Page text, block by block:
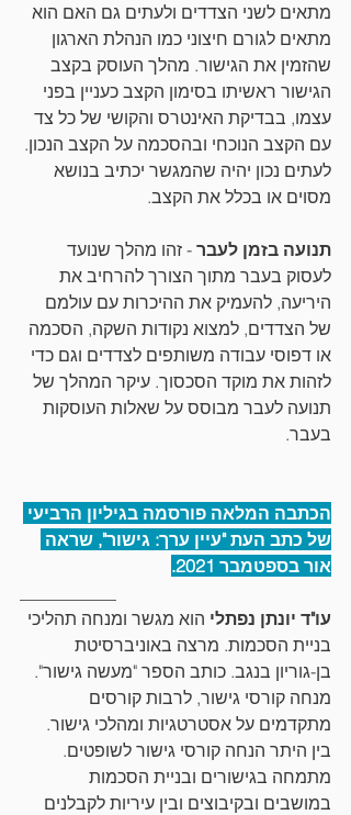
מתאים לשני הצדדים ולעתים גם האם הוא
מתאים לגורם חיצוני כמו הנהלת הארגון
שהזמין את הגישור. מהלך העוסק בקצב
הגישור ראשיתו בסימון הקצב כעניין בפני
עצמו, בבדיקת האינטרס והקושי של כל צד
עם הקצב הנוכחי ובהסכמה על הקצב הנכון.
לעתים נכון יהיה שהמגשר יכתיב בנושא
מסוים או בכלל את הקצב.
תנועה בזמן לעבר - זהו מהלך שנועד
לעסוק בעבר מתוך הצורך להרחיב את
היריעה, להעמיק את ההיכרות עם עולמם
של הצדדים, למצוא נקודות השקה, הסכמה
או דפוסי עבודה משותפים לצדדים וגם כדי
לזהות את מוקד הסכסוך. עיקר המהלך של
תנועה לעבר מבוסס על שאלות העוסקות
בעבר.
הכתבה המלאה פורסמה בגיליון הרביעי
של כתב העת "עיין ערך: גישור", שראה
אור בספטמבר 2021.
עו"ד יונתן נפתלי הוא מגשר ומנחה תהליכי
בניית הסכמות. מרצה באוניברסיטת
בן-גוריון בנגב. כותב הספר "מעשה גישור".
מנחה קורסי גישור, לרבות קורסים
מתקדמים על אסטרטגיות ומהלכי גישור.
בין היתר הנחה קורסי גישור לשופטים.
מתמחה בגישורים ובניית הסכמות
במושבים ובקיבוצים ובין עיריות לקבלנים